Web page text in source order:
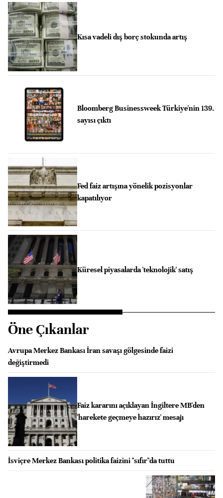
Kısa vadeli dış borç stokunda artış
Bloomberg Businessweek Türkiye'nin 139.
sayısı çıktı
Fed faiz artışına yönelik pozisyonlar
kapatılıyor
Küresel piyasalarda 'teknolojik' satış
Öne Çıkanlar
Avrupa Merkez Bankası İran savaşı gölgesinde faizi
değiştirmedi
Faiz kararını açıklayan İngiltere MB'den
'harekete geçmeye hazırız' mesajı
İsviçre Merkez Bankası politika faizini "sıfır"da tuttu